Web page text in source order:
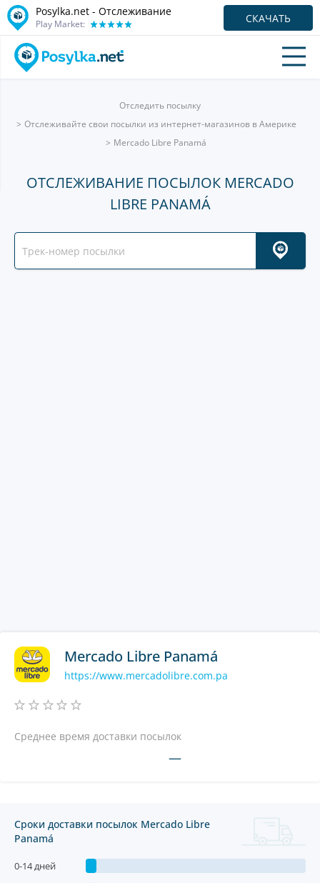
Posylka.net - Отслеживание
Play Market: СКАЧАТЬ
Отследить посылку
Отслеживайте свои посылки из интернет-магазинов в Америке
Mercado Libre Panamá
ОТСЛЕЖИВАНИЕ ПОСЫЛОК MERCADO
LIBRE PANAMÁ
Mercado Libre Panamá
https://www.mercadolibre.com.pa
Среднее время доставки посылок
—
Сроки доставки посылок Mercado Libre
Panamá
0-14 дней